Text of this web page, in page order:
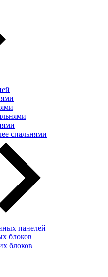
спальнями
панелей
блоков
блоков